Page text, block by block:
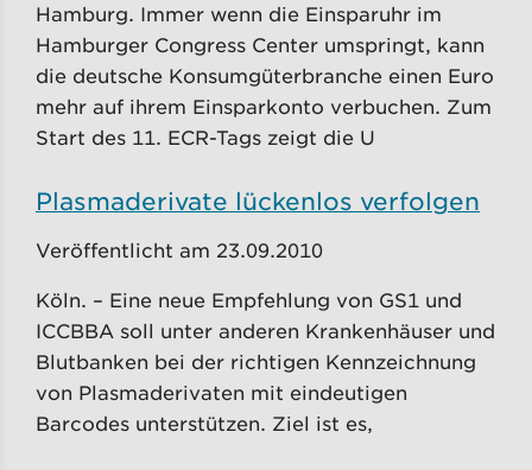
Hamburg. Immer wenn die Einsparuhr im
Hamburger Congress Center umspringt, kann
die deutsche Konsumgüterbranche einen Euro
mehr auf ihrem Einsparkonto verbuchen. Zum
Start des 11. ECR-Tags zeigt die U
Plasmaderivate lückenlos verfolgen
Veröffentlicht am 23.09.2010
Köln. – Eine neue Empfehlung von GS1 und
ICCBBA soll unter anderen Krankenhäuser und
Blutbanken bei der richtigen Kennzeichnung
von Plasmaderivaten mit eindeutigen
Barcodes unterstützen. Ziel ist es,